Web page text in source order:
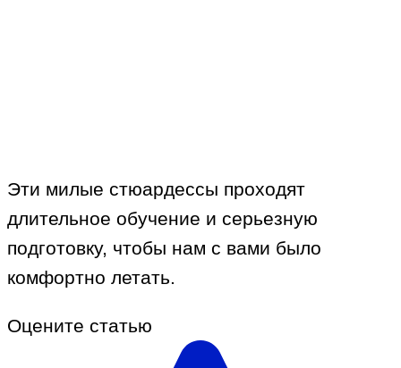
Эти милые стюардессы проходят
длительное обучение и серьезную
подготовку, чтобы нам с вами было
комфортно летать.
Оцените статью